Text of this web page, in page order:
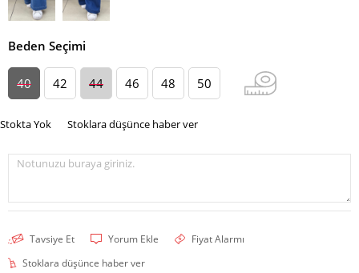
Beden Seçimi
40 42 44 46 48 50
Stokta Yok Stoklara düşünce haber ver
Notunuzu buraya giriniz.
Tavsiye Et Yorum Ekle
Fiyat Alarmı
Stoklara düşünce haber ver